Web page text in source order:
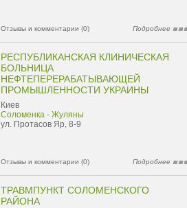
Отзывы и комментарии (0) Подробнее
РЕСПУБЛИКАНСКАЯ КЛИНИЧЕСКАЯ
БОЛЬНИЦА
НЕФТЕПЕРЕРАБАТЫВАЮЩЕЙ
ПРОМЫШЛЕННОСТИ УКРАИНЫ
Киев
Соломенка - Жуляны
ул. Протасов Яр, 8-9
Отзывы и комментарии (0) Подробнее
ТРАВМПУНКТ СОЛОМЕНСКОГО
РАЙОНА